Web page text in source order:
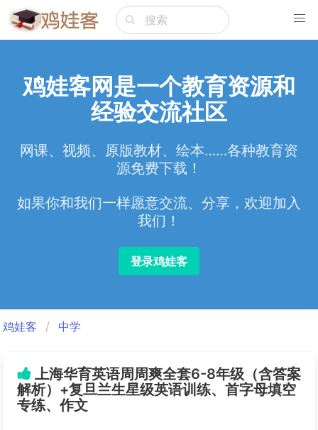
鸡娃客网是一个教育资源和
经验交流社区
网课、视频、原版教材、绘本……各种教育资
源免费下载！
如果你和我们一样愿意交流、分享，欢迎加入
我们！
登录鸡娃客
鸡娃客 中学
上海华育英语周周爽全套6-8年级（含答案
解析）+复旦兰生星级英语训练、首字母填空
专练、作文